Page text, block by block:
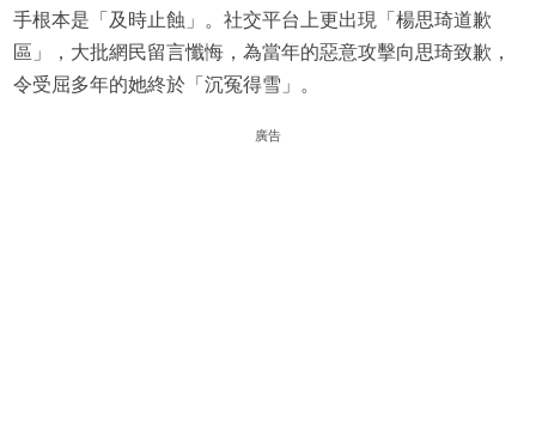
手根本是「及時止蝕」。社交平台上更出現「楊思琦道歉
區」，大批網民留言懺悔，為當年的惡意攻擊向思琦致歉，
令受屈多年的她終於「沉冤得雪」。
廣告